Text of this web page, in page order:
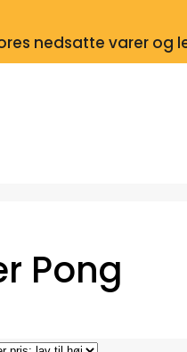
nedsatte varer
Pong